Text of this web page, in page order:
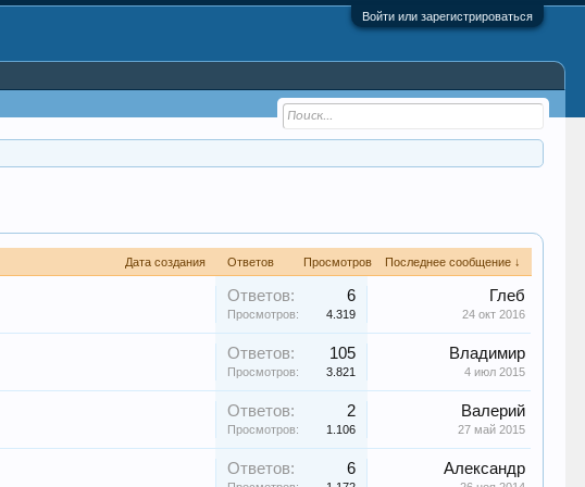
Войти или зарегистрироваться
Дата создания Ответов Просмотров Последнее сообщение ↓
Ответов: 6
Просмотров: 4.319
Глеб
24 окт 2016
Ответов: 105
Просмотров: 3.821
Владимир
4 июл 2015
Ответов: 2
Просмотров: 1.106
Валерий
27 май 2015
Ответов: 6 Александр